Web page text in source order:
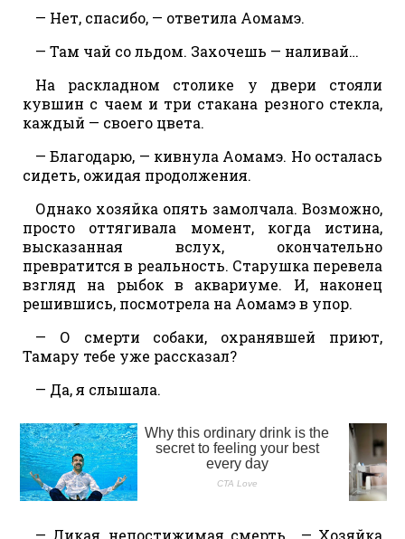
— Нет, спасибо, — ответила Аомамэ.
— Там чай со льдом. Захочешь — наливай…
На раскладном столике у двери стояли
кувшин с чаем и три стакана резного стекла,
каждый — своего цвета.
— Благодарю, — кивнула Аомамэ. Но осталась
сидеть, ожидая продолжения.
Однако хозяйка опять замолчала. Возможно,
просто оттягивала момент, когда истина,
высказанная вслух, окончательно
превратится в реальность. Старушка перевела
взгляд на рыбок в аквариуме. И, наконец
решившись, посмотрела на Аомамэ в упор.
— О смерти собаки, охранявшей приют,
Тамару тебе уже рассказал?
— Да, я слышала.
— Дикая, непостижимая смерть… — Хозяйка